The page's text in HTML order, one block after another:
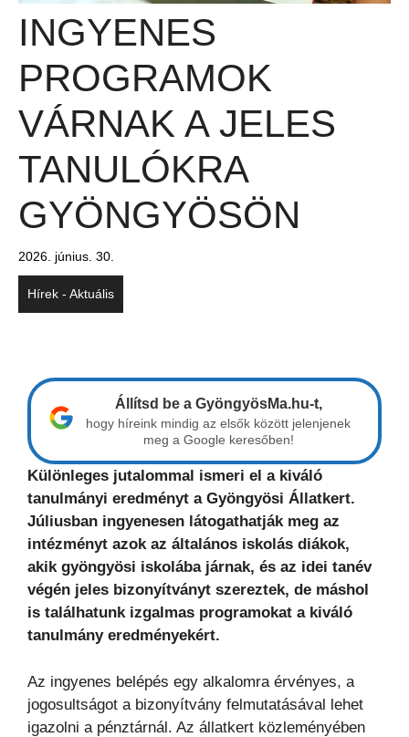
INGYENES
PROGRAMOK
VÁRNAK A JELES
TANULÓKRA
GYÖNGYÖSÖN
2026. június. 30.
Hírek - Aktuális
Állítsd be a GyöngyösMa.hu-t,
hogy híreink mindig az elsők között jelenjenek
meg a Google keresőben!
Különleges jutalommal ismeri el a kiváló
tanulmányi eredményt a Gyöngyösi Állatkert.
Júliusban ingyenesen látogathatják meg az
intézményt azok az általános iskolás diákok,
akik gyöngyösi iskolába járnak, és az idei tanév
végén jeles bizonyítványt szereztek, de máshol
is találhatunk izgalmas programokat a kiváló
tanulmány eredményekért.
Az ingyenes belépés egy alkalomra érvényes, a
jogosultságot a bizonyítvány felmutatásával lehet
igazolni a pénztárnál. Az állatkert közleményében